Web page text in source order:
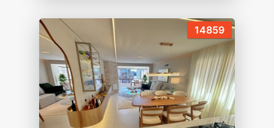
14859